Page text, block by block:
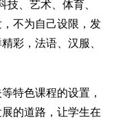
、艺术、体育、
不为自己设限，发
彩，法语、汉服、
特色课程的设置，
的道路，让学生在